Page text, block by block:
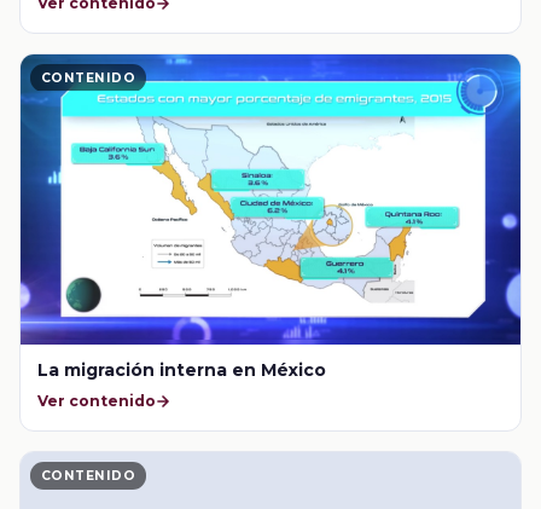
CONTENIDO
La migración interna en México
Ver contenido
CONTENIDO